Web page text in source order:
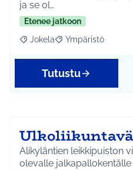
ja se ol…
Etenee jatkoon
Rajaa tulokset aihepiirin
Jokela Rajaa tulokset
Ympäristö
Tutustu
Alikyläntien leikkipuiston
olevalle jalkapallokentälle